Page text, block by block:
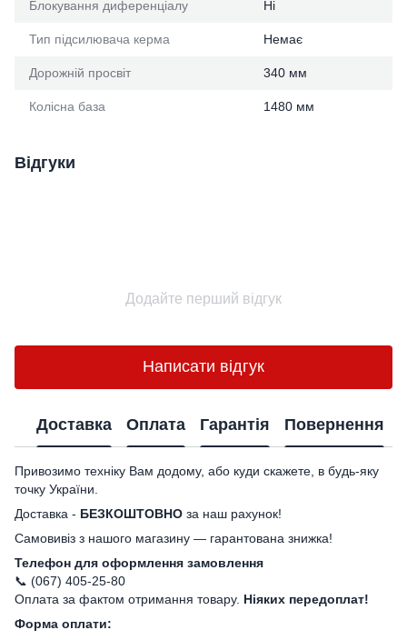
Блокування диференціалу Ні
Тип підсилювача керма Немає
Дорожній просвіт 340 мм
Колісна база 1480 мм
Відгуки
Додайте перший відгук
Написати відгук
Доставка Оплата Гарантія Повернення
Привозимо техніку Вам додому, або куди скажете, в будь-яку
точку України.
Доставка - БЕЗКОШТОВНО за наш рахунок!
Самовивіз з нашого магазину — гарантована знижка!
Телефон для оформлення замовлення
📞 (067) 405-25-80
Оплата за фактом отримання товару. Ніяких передоплат!
Форма оплати: